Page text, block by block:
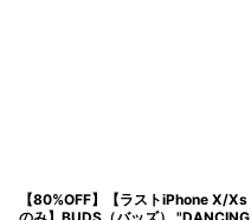
【80%OFF】【ラストiPhone X/Xs